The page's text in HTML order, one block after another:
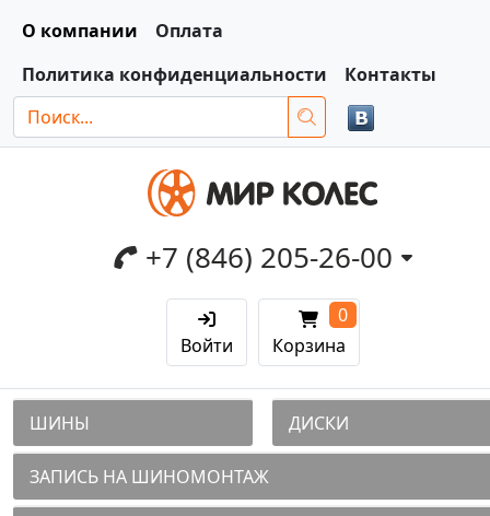
О компании
Оплата
Политика конфиденциальности
Контакты
+7 (846) 205-26-00
Войти Корзина
0
ШИНЫ ДИСКИ
ЗАПИСЬ НА ШИНОМОНТАЖ